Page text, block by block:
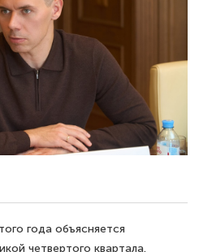
года объясняется
четвертого квартала.